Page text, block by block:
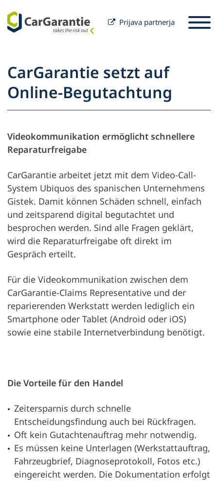
Prijava partnerja
Partner
Lastnik vozila
Servis in podpora
Partner
Naše podjetje
CarGarantie setzt auf
Online-Begutachtung
Videokommunikation ermöglicht schnellere
Reparaturfreigabe
CarGarantie arbeitet jetzt mit dem Video-Call-
System Ubiquos des spanischen Unternehmens
Gistek. Damit können Schäden schnell, einfach
und zeitsparend digital begutachtet und
besprochen werden. Sind alle Fragen geklärt,
wird die Reparaturfreigabe oft direkt im
Gespräch erteilt.
Für die Videokommunikation zwischen dem
CarGarantie-Claims Representative und der
reparierenden Werkstatt werden lediglich ein
Smartphone oder Tablet (Android oder iOS)
sowie eine stabile Internetverbindung benötigt.
Die Vorteile für den Handel
Zeitersparnis durch schnelle
Entscheidungsfindung auch bei Rückfragen.
Oft kein Gutachtenauftrag mehr notwendig.
Es müssen keine Unterlagen (Werkstattauftrag,
Fahrzeugbrief, Diagnoseprotokoll, Fotos etc.)
eingereicht werden. Die Dokumentation erfolgt